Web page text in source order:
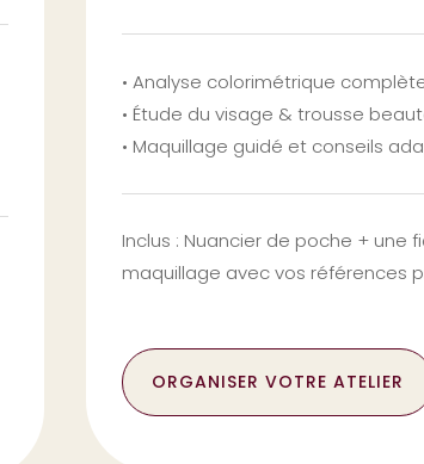
• Analyse colorimétrique
• Étude du visage & trousse
• Maquillage guidé et conseils
Inclus : Nuancier de poche + une
maquillage avec vos références
ORGANISER VOTRE ATELIER